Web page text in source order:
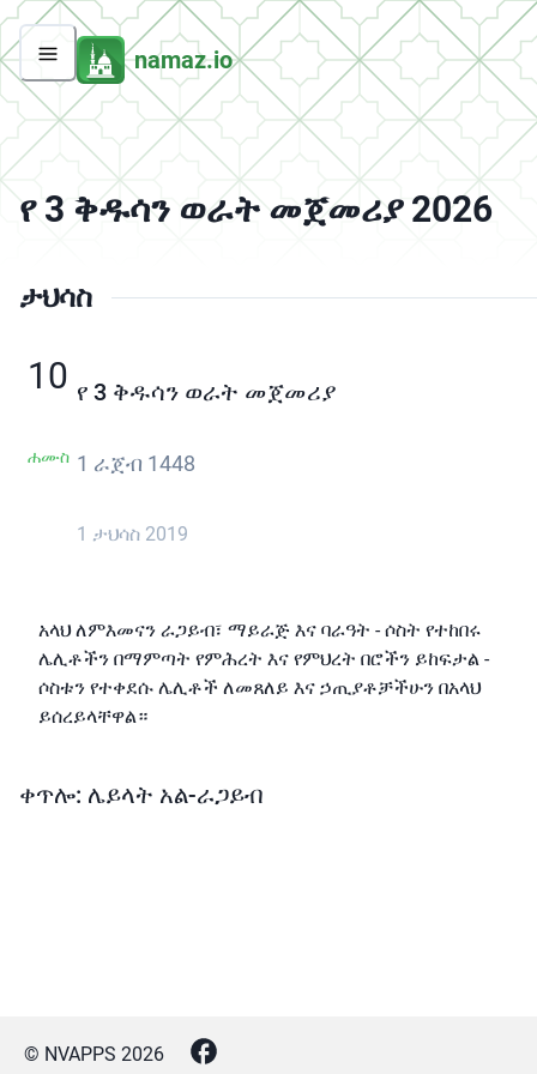
namaz.io
የ 3 ቅዱሳን ወራት መጀመሪያ 2026
ታህሳስ
10
ሐሙስ
የ 3 ቅዱሳን ወራት መጀመሪያ
1 ራጀብ 1448
1 ታህሳስ 2019
አላህ ለምእመናን ራጋይብ፣ ማይራጅ እና ባራዓት - ሶስት የተከበሩ
ሌሊቶችን በማምጣት የምሕረት እና የምህረት በሮችን ይከፍታል -
ሶስቱን የተቀደሱ ሌሊቶች ለመጸለይ እና ኃጢያቶቻችሁን በአላህ
ይሰረይላቸዋል።
ቀጥሎ: ሌይላት አል-ራጋይብ
© NVAPPS 2026